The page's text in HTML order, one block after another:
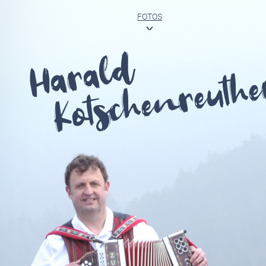
FOTOS
<
Harald